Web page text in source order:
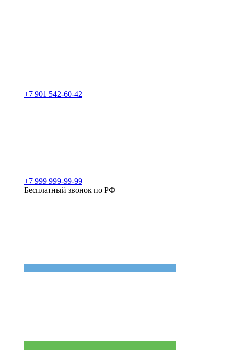
+7 901 542-60-42
+7 999 999-99-99
Бесплатный звонок по РФ